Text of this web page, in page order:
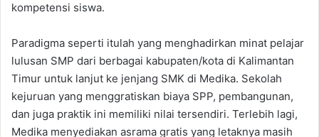
kompetensi siswa.
Paradigma seperti itulah yang menghadirkan minat pelajar
lulusan SMP dari berbagai kabupaten/kota di Kalimantan
Timur untuk lanjut ke jenjang SMK di Medika. Sekolah
kejuruan yang menggratiskan biaya SPP, pembangunan,
dan juga praktik ini memiliki nilai tersendiri. Terlebih lagi,
Medika menyediakan asrama gratis yang letaknya masih